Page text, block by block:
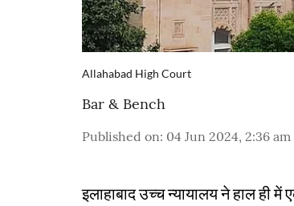
Allahabad High Court
Bar & Bench
Published on: 04 Jun 2024, 2:36 am
इलाहाबाद उच्च न्यायालय ने हाल ही